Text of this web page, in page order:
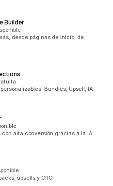
Builder
desde páginas de inicio, de
Bundles, Upsell, IA
alta conversión gracias a la IA.
upsells y CRO